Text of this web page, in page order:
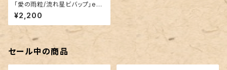
「愛の雨粒/流れ星ビバップ」emi
ly hashimoto 7inch
¥2,200
セール中の商品